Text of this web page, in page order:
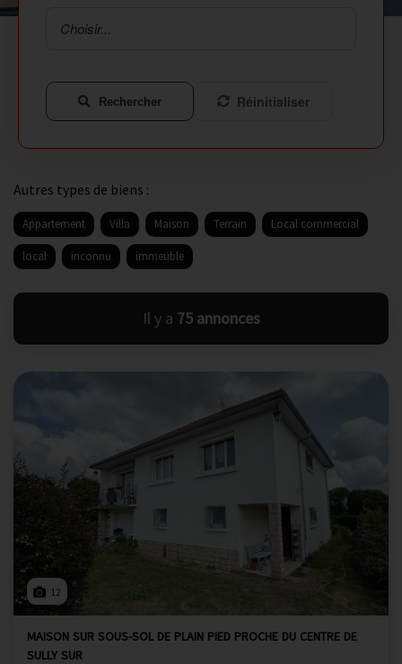
Choisir...
Rechercher Réinitialiser
Autres types de biens :
Appartement Villa Maison Terrain Local commercial
local inconnu immeuble
Il y a 75 annonces
12
MAISON SUR SOUS-SOL DE PLAIN PIED PROCHE DU CENTRE DE
SULLY SUR